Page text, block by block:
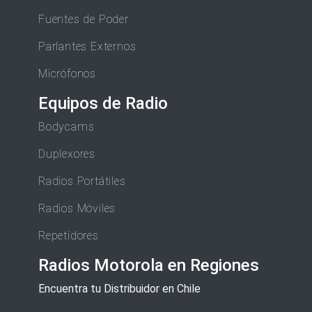
Fuentes de Poder
Parlantes Externos
Micrófonos
Equipos de Radio
Bodycams
Duplexores
Radios Portátiles
Radios Móviles
Repetidores
Radios Motorola en Regiones
Encuentra tu Distribuidor en Chile